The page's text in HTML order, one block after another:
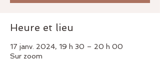
Heure et lieu
17 janv. 2024, 19 h 30 – 20 h 00
Sur zoom